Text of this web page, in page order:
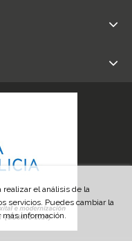
realizar el análisis de la
servicios. Puedes cambiar la
información.